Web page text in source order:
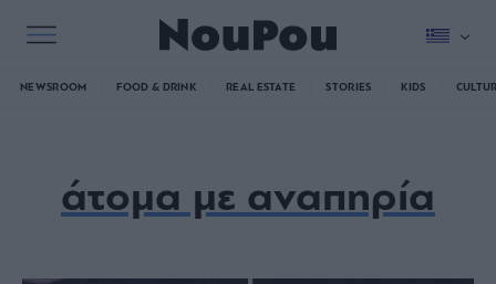
NEWSROOM FOOD & DRINK REAL ESTATE STORIES KIDS
άτομα με αναπηρία